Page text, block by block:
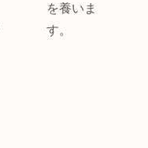
を養いま
す。